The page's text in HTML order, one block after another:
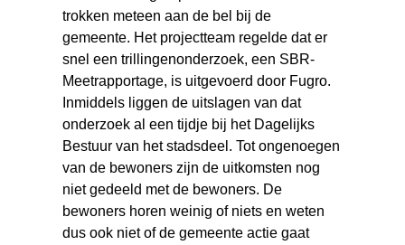
trokken meteen aan de bel bij de
gemeente. Het projectteam regelde dat er
snel een trillingenonderzoek, een SBR-
Meetrapportage, is uitgevoerd door Fugro.
Inmiddels liggen de uitslagen van dat
onderzoek al een tijdje bij het Dagelijks
Bestuur van het stadsdeel. Tot ongenoegen
van de bewoners zijn de uitkomsten nog
niet gedeeld met de bewoners. De
bewoners horen weinig of niets en weten
dus ook niet of de gemeente actie gaat